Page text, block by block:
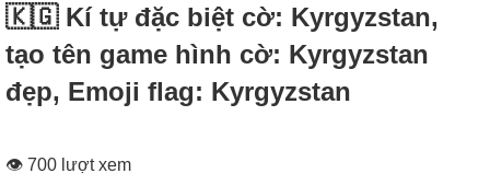
🇰🇬 Kí tự đặc biệt cờ: Kyrgyzstan,
tạo tên game hình cờ: Kyrgyzstan
đẹp, Emoji flag: Kyrgyzstan
👁 700 lượt xem